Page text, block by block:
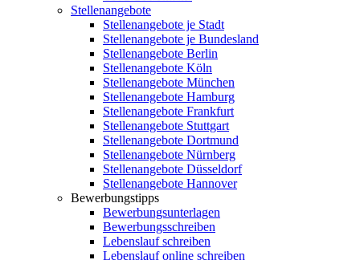
Stellenangebote
Stellenangebote je Stadt
Stellenangebote je Bundesland
Stellenangebote Berlin
Stellenangebote Köln
Stellenangebote München
Stellenangebote Hamburg
Stellenangebote Frankfurt
Stellenangebote Stuttgart
Stellenangebote Dortmund
Stellenangebote Nürnberg
Stellenangebote Düsseldorf
Stellenangebote Hannover
Bewerbungstipps
Bewerbungsunterlagen
Bewerbungsschreiben
Lebenslauf schreiben
Lebenslauf online schreiben